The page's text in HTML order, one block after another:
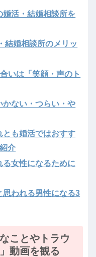
活・結婚相談所を
結婚相談所のメリッ
いは「笑顔・声のト
かない・つらい・や
とも婚活ではおすす
介
女性になるために
われる男性になる3
ことやトラウ
動画を観る